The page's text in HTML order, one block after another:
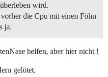
wird.
die Cpu mit einen Föhn
ja.
helfen, aber hier nicht !
gelötet.